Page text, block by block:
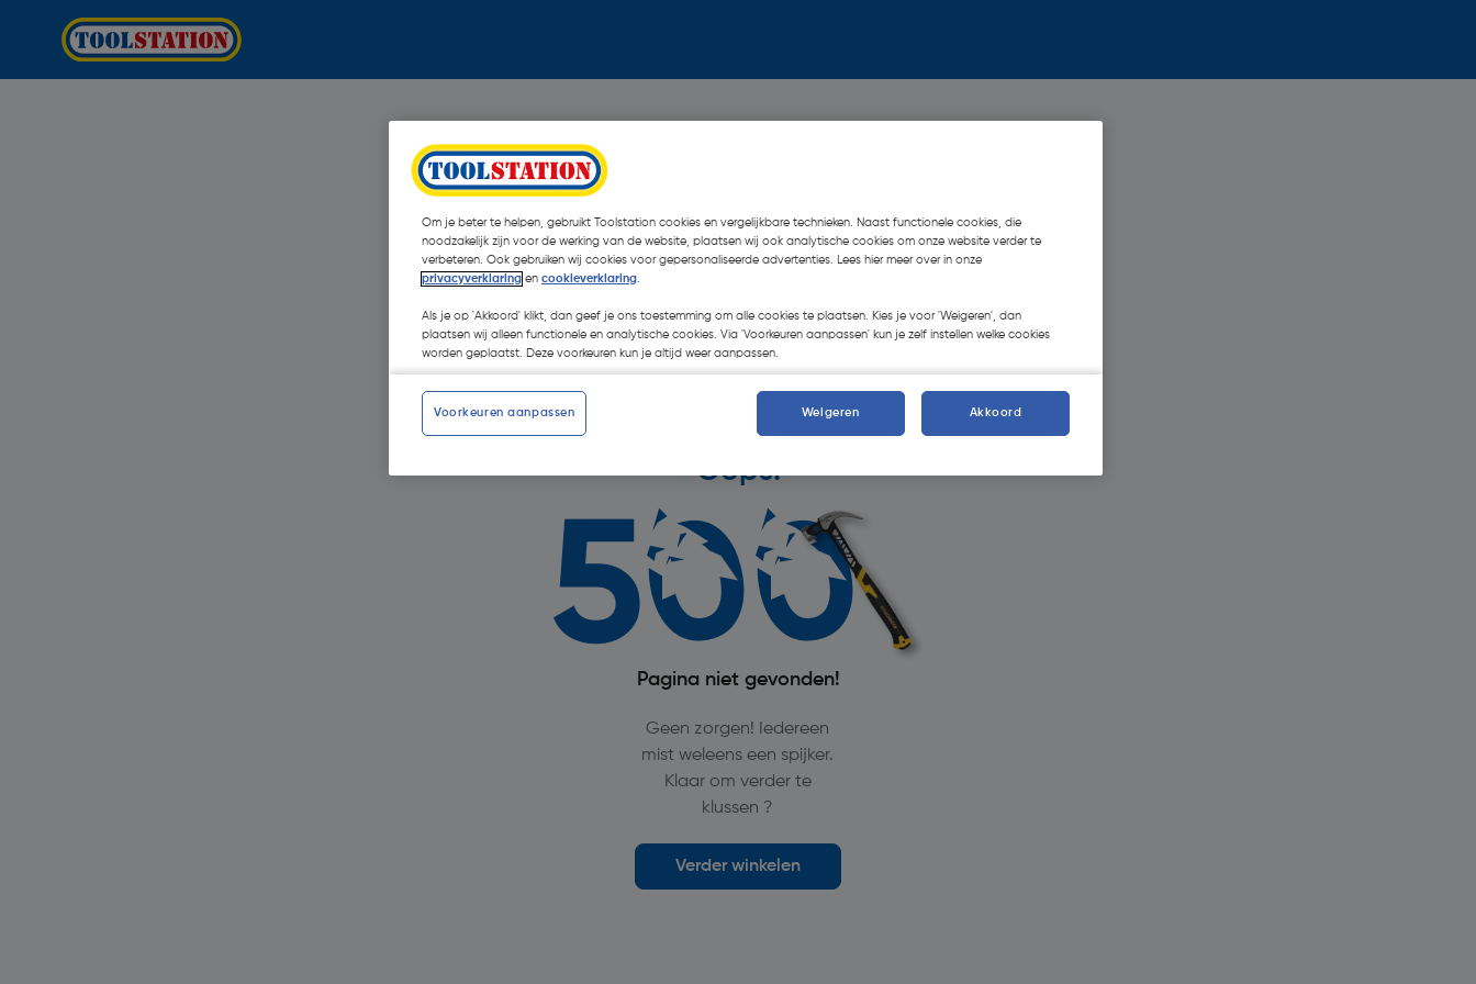
Oops!
Pagina niet gevonden!
Geen zorgen! Iedereen
mist weleens een spijker.
Klaar om verder te
klussen ?
Verder winkelen
Om je beter te helpen, gebruikt Toolstation cookies en vergelijkbare technieken. Naast functionele cookies, die
noodzakelijk zijn voor de werking van de website, plaatsen wij ook analytische cookies om onze website verder te
verbeteren. Ook gebruiken wij cookies voor gepersonaliseerde advertenties. Lees hier meer over in onze
privacyverklaring en cookieverklaring.
Als je op 'Akkoord' klikt, dan geef je ons toestemming om alle cookies te plaatsen. Kies je voor 'Weigeren', dan
plaatsen wij alleen functionele en analytische cookies. Via 'Voorkeuren aanpassen' kun je zelf instellen welke cookies
worden geplaatst. Deze voorkeuren kun je altijd weer aanpassen.
Voorkeuren aanpassen Weigeren Akkoord